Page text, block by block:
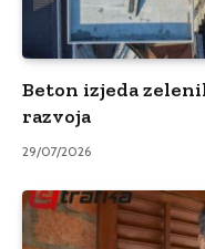
Beton izjeda
razvoja
29/07/2026